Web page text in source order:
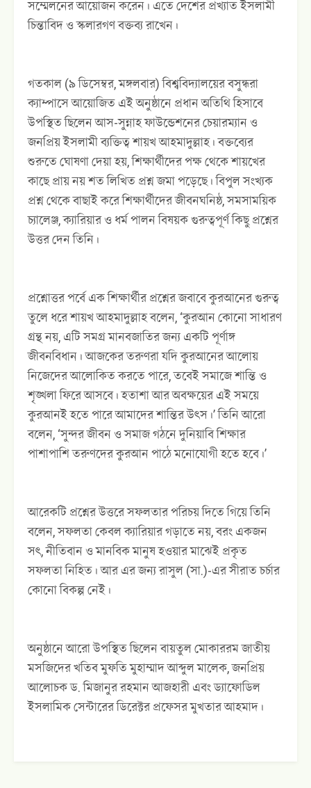
সম্মেলনের আয়োজন করেন। এতে দেশের প্রখ্যাত ইসলামী
চিন্তাবিদ ও স্কলারগণ বক্তব্য রাখেন।
গতকাল (৯ ডিসেম্বর, মঙ্গলবার) বিশ্ববিদ্যালয়ের বসুন্ধরা
ক্যাম্পাসে আয়োজিত এই অনুষ্ঠানে প্রধান অতিথি হিসাবে
উপস্থিত ছিলেন আস-সুন্নাহ ফাউন্ডেশনের চেয়ারম্যান ও
জনপ্রিয় ইসলামী ব্যক্তিত্ব শায়খ আহমাদুল্লাহ। বক্তব্যের
শুরুতে ঘোষণা দেয়া হয়, শিক্ষার্থীদের পক্ষ থেকে শায়খের
কাছে প্রায় নয় শত লিখিত প্রশ্ন জমা পড়েছে। বিপুল সংখ্যক
প্রশ্ন থেকে বাছাই করে শিক্ষার্থীদের জীবনঘনিষ্ঠ, সমসাময়িক
চ্যালেঞ্জ, ক্যারিয়ার ও ধর্ম পালন বিষয়ক গুরুত্বপূর্ণ কিছু প্রশ্নের
উত্তর দেন তিনি।
প্রশ্নোত্তর পর্বে এক শিক্ষার্থীর প্রশ্নের জবাবে কুরআনের গুরুত্ব
তুলে ধরে শায়খ আহমাদুল্লাহ বলেন, ‘কুরআন কোনো সাধারণ
গ্রন্থ নয়, এটি সমগ্র মানবজাতির জন্য একটি পূর্ণাঙ্গ
জীবনবিধান। আজকের তরুণরা যদি কুরআনের আলোয়
নিজেদের আলোকিত করতে পারে, তবেই সমাজে শান্তি ও
শৃঙ্খলা ফিরে আসবে। হতাশা আর অবক্ষয়ের এই সময়ে
কুরআনই হতে পারে আমাদের শান্তির উৎস।’ তিনি আরো
বলেন, ‘সুন্দর জীবন ও সমাজ গঠনে দুনিয়াবি শিক্ষার
পাশাপাশি তরুণদের কুরআন পাঠে মনোযোগী হতে হবে।’
আরেকটি প্রশ্নের উত্তরে সফলতার পরিচয় দিতে গিয়ে তিনি
বলেন, সফলতা কেবল ক্যারিয়ার গড়াতে নয়, বরং একজন
সৎ, নীতিবান ও মানবিক মানুষ হওয়ার মাঝেই প্রকৃত
সফলতা নিহিত। আর এর জন্য রাসুল (সা.)-এর সীরাত চর্চার
কোনো বিকল্প নেই।
অনুষ্ঠানে আরো উপস্থিত ছিলেন বায়তুল মোকাররম জাতীয়
মসজিদের খতিব মুফতি মুহাম্মাদ আব্দুল মালেক, জনপ্রিয়
আলোচক ড. মিজানুর রহমান আজহারী এবং ড্যাফোডিল
ইসলামিক সেন্টারের ডিরেক্টর প্রফেসর মুখতার আহমাদ।